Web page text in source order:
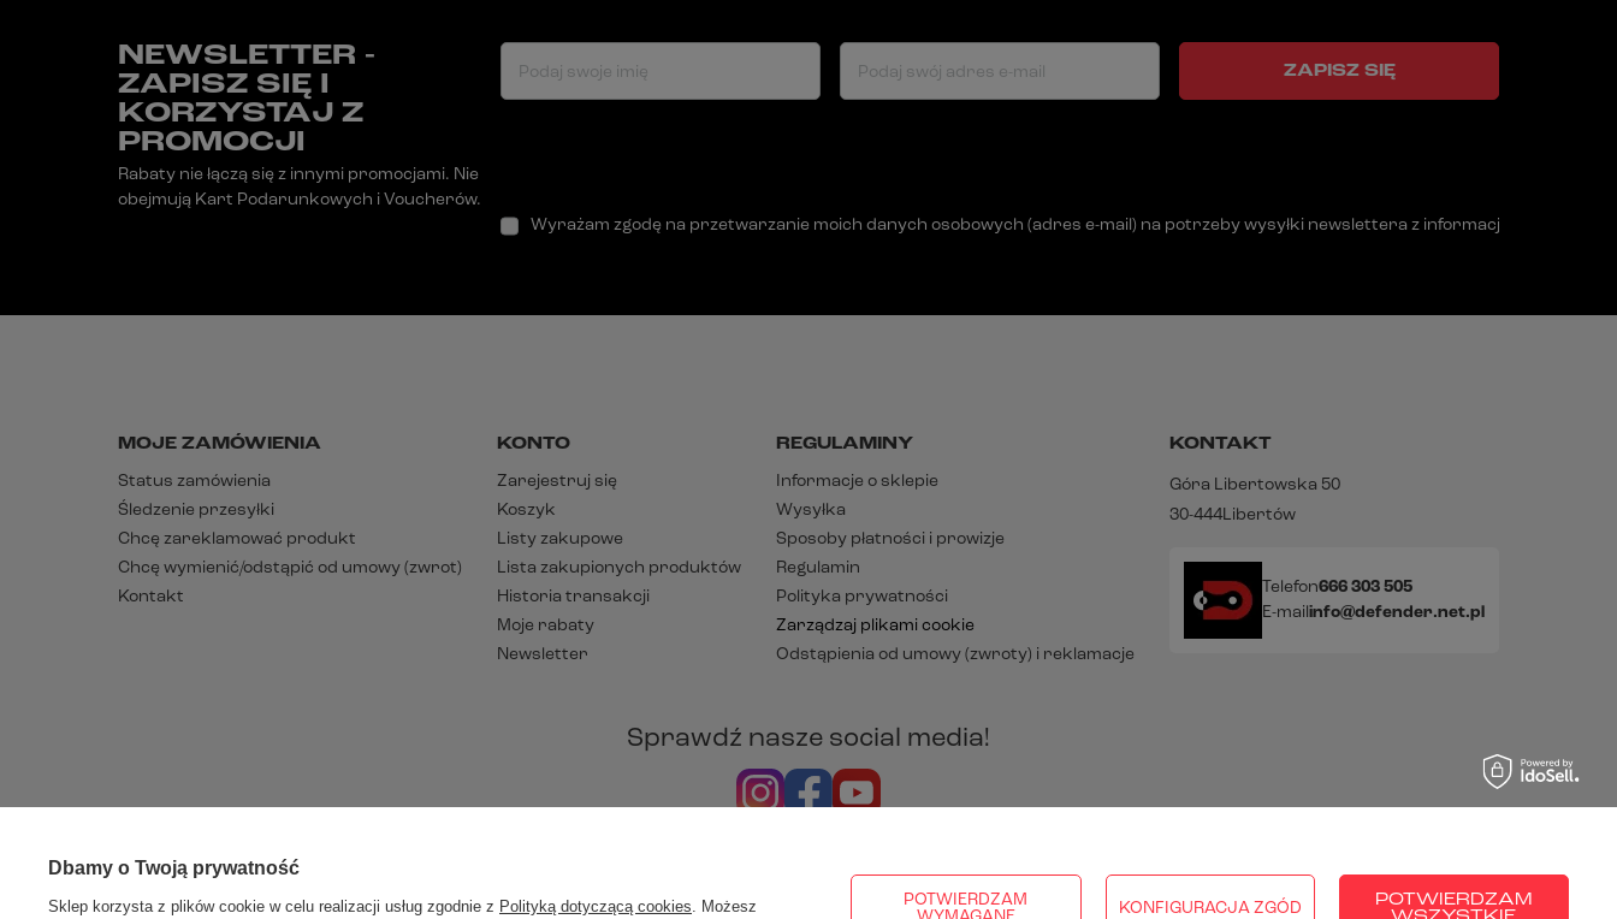
NEWSLETTER -
ZAPISZ SIĘ I
KORZYSTAJ Z
PROMOCJI
Rabaty nie łączą się z innymi promocjami. Nie
obejmują Kart Podarunkowych i Voucherów.
Podaj swoje imię Podaj swój adres e-mail
Wyrażam zgodę na przetwarzanie moich danych osobowych (adres e-mail) na potrzeby wysyłki newslettera z informacją handlową
ZAPISZ SIĘ
MOJE ZAMÓWIENIA
Status zamówienia
Śledzenie przesyłki
Chcę zareklamować produkt
Chcę wymienić/odstąpić od umowy (zwrot)
Kontakt
KONTO
Zarejestruj się
Koszyk
Listy zakupowe
Lista zakupionych produktów
Historia transakcji
Moje rabaty
Newsletter
REGULAMINY
Informacje o sklepie
Wysyłka
Sposoby płatności i prowizje
Regulamin
Polityka prywatności
Zarządzaj plikami cookie
Odstąpienia od umowy (zwroty) i reklamacje
KONTAKT
Góra Libertowska 50
30-444Libertów
Telefon666 303 505
E-mailinfo@defender.net.pl
Sprawdź nasze social media!
Dbamy o Twoją prywatność
Sklep korzysta z plików cookie w celu realizacji usług zgodnie z Polityką dotyczącą cookies . Możesz
POTWIERDZAM
KONFIGURACJA ZGÓD
POTWIERDZAM